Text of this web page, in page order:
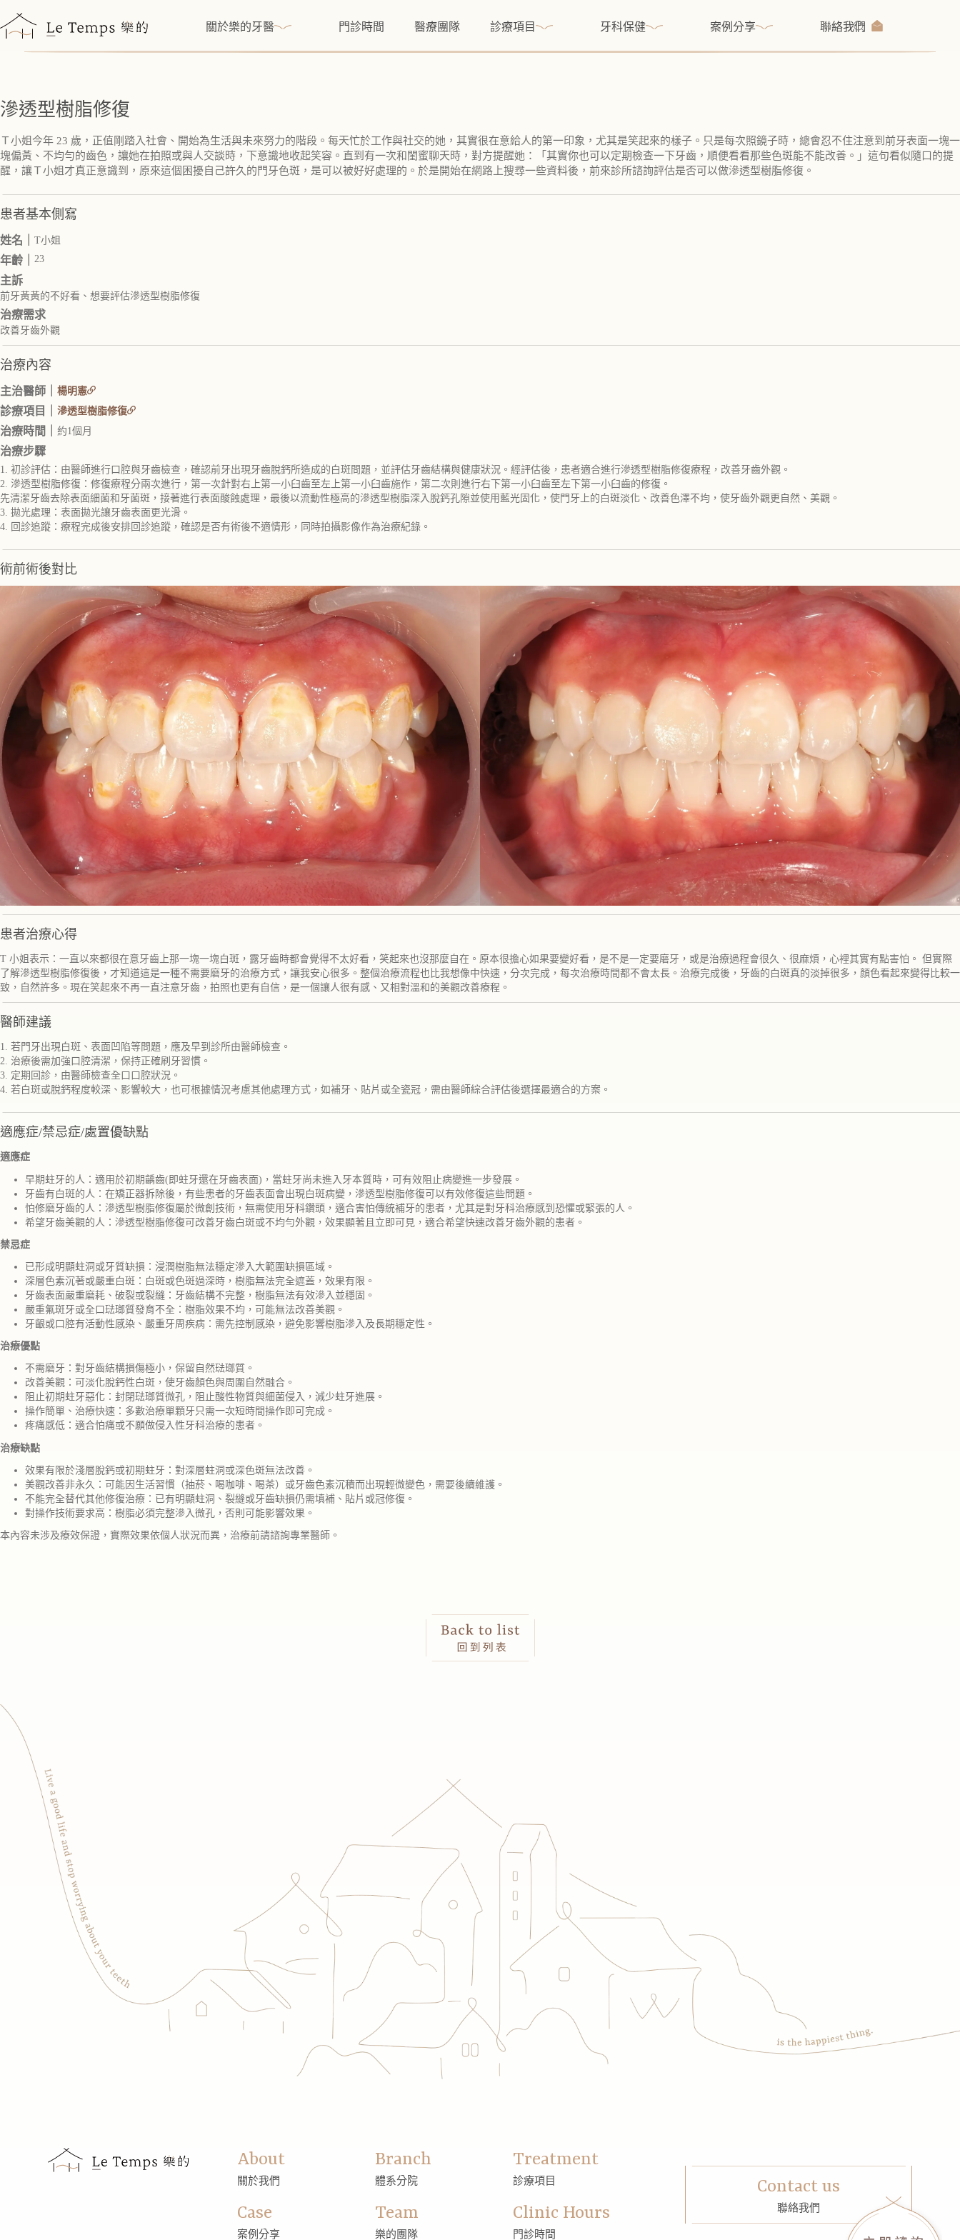
至
關於樂的牙醫 門診時間 醫療團隊 診療項目 牙科保健 案例分享 聯絡我們
滲透型樹脂修復
Ｔ小姐今年 23 歲，正值剛踏入社會、開始為生活與未來努力的階段。每天忙於工作與社交的她，其實很在意給人的第一印象，尤其是笑起來的樣子。只是每次照鏡子時，總會忍不住注意到前牙表面一塊一
塊偏黃、不均勻的齒色，讓她在拍照或與人交談時，下意識地收起笑容。直到有一次和閨蜜聊天時，對方提醒她：「其實你也可以定期檢查一下牙齒，順便看看那些色斑能不能改善。」這句看似隨口的提
醒，讓Ｔ小姐才真正意識到，原來這個困擾自己許久的門牙色斑，是可以被好好處理的。於是開始在網路上搜尋一些資料後，前來診所諮詢評估是否可以做滲透型樹脂修復。
患者基本側寫
姓名｜ T小姐
年齡｜ 23
主訴
前牙黃黃的不好看、想要評估滲透型樹脂修復
治療需求
改善牙齒外觀
治療內容
主治醫師｜ 楊明憲
診療項目｜ 滲透型樹脂修復
治療時間｜ 約1個月
治療步驟
1. 初診評估：由醫師進行口腔與牙齒檢查，確認前牙出現牙齒脫鈣所造成的白斑問題，並評估牙齒結構與健康狀況。經評估後，患者適合進行滲透型樹脂修復療程，改善牙齒外觀。
2. 滲透型樹脂修復：修復療程分兩次進行，第一次針對右上第一小臼齒至左上第一小臼齒施作，第二次則進行右下第一小臼齒至左下第一小臼齒的修復。
先清潔牙齒去除表面細菌和牙菌斑，接著進行表面酸蝕處理，最後以流動性極高的滲透型樹脂深入脫鈣孔隙並使用藍光固化，使門牙上的白斑淡化、改善色澤不均，使牙齒外觀更自然、美觀。
3. 拋光處理：表面拋光讓牙齒表面更光滑。
4. 回診追蹤：療程完成後安排回診追蹤，確認是否有術後不適情形，同時拍攝影像作為治療紀錄。
術前術後對比
患者治療心得
T 小姐表示：一直以來都很在意牙齒上那一塊一塊白斑，露牙齒時都會覺得不太好看，笑起來也沒那麼自在。原本很擔心如果要變好看，是不是一定要磨牙，或是治療過程會很久、很麻煩，心裡其實有點害怕。 但實際
了解滲透型樹脂修復後，才知道這是一種不需要磨牙的治療方式，讓我安心很多。整個治療流程也比我想像中快速，分次完成，每次治療時間都不會太長。治療完成後，牙齒的白斑真的淡掉很多，顏色看起來變得比較一
致，自然許多。現在笑起來不再一直注意牙齒，拍照也更有自信，是一個讓人很有感、又相對溫和的美觀改善療程。
醫師建議
1. 若門牙出現白斑、表面凹陷等問題，應及早到診所由醫師檢查。
2. 治療後需加強口腔清潔，保持正確刷牙習慣。
3. 定期回診，由醫師檢查全口口腔狀況。
4. 若白斑或脫鈣程度較深、影響較大，也可根據情況考慮其他處理方式，如補牙、貼片或全瓷冠，需由醫師綜合評估後選擇最適合的方案。
適應症/禁忌症/處置優缺點
適應症
早期蛀牙的人：適用於初期齲齒(即蛀牙還在牙齒表面)，當蛀牙尚未進入牙本質時，可有效阻止病變進一步發展。
牙齒有白斑的人：在矯正器拆除後，有些患者的牙齒表面會出現白斑病變，滲透型樹脂修復可以有效修復這些問題。
怕修磨牙齒的人：滲透型樹脂修復屬於微創技術，無需使用牙科鑽頭，適合害怕傳統補牙的患者，尤其是對牙科治療感到恐懼或緊張的人。
希望牙齒美觀的人：滲透型樹脂修復可改善牙齒白斑或不均勻外觀，效果顯著且立即可見，適合希望快速改善牙齒外觀的患者。
禁忌症
已形成明顯蛀洞或牙質缺損：浸潤樹脂無法穩定滲入大範圍缺損區域。
深層色素沉著或嚴重白斑：白斑或色斑過深時，樹脂無法完全遮蓋，效果有限。
牙齒表面嚴重磨耗、破裂或裂縫：牙齒結構不完整，樹脂無法有效滲入並穩固。
嚴重氟斑牙或全口琺瑯質發育不全：樹脂效果不均，可能無法改善美觀。
牙齦或口腔有活動性感染、嚴重牙周疾病：需先控制感染，避免影響樹脂滲入及長期穩定性。
治療優點
不需磨牙：對牙齒結構損傷極小，保留自然琺瑯質。
改善美觀：可淡化脫鈣性白斑，使牙齒顏色與周圍自然融合。
阻止初期蛀牙惡化：封閉琺瑯質微孔，阻止酸性物質與細菌侵入，減少蛀牙進展。
操作簡單、治療快速：多數治療單顆牙只需一次短時間操作即可完成。
疼痛感低：適合怕痛或不願做侵入性牙科治療的患者。
治療缺點
效果有限於淺層脫鈣或初期蛀牙：對深層蛀洞或深色斑無法改善。
美觀改善非永久：可能因生活習慣（抽菸、喝咖啡、喝茶）或牙齒色素沉積而出現輕微變色，需要後續維護。
不能完全替代其他修復治療：已有明顯蛀洞、裂縫或牙齒缺損仍需填補、貼片或冠修復。
對操作技術要求高：樹脂必須完整滲入微孔，否則可能影響效果。
本內容未涉及療效保證，實際效果依個人狀況而異，治療前請諮詢專業醫師。
About
關於我們
Branch
體系分院
Treatment
診療項目
Case
案例分享
Team
樂的團隊
Clinic Hours
門診時間
Contact us
聯絡我們